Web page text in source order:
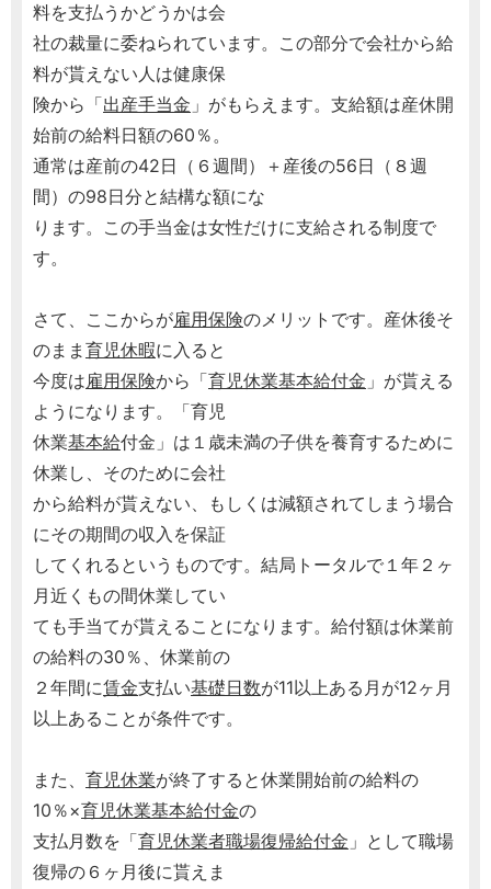
料を支払うかどうかは会
社の裁量に委ねられています。この部分で会社から給
料が貰えない人は健康保
険から「出産手当金 」がもらえます。支給額は産休開
始前の給料日額の60％。
通常は産前の42日（６週間）＋産後の56日（８週
間）の98日分と結構な額にな
ります。この手当金は女性だけに支給される制度で
す。
さて、ここからが雇用保険のメリットです。産休後そ
のまま 育児休暇に入ると
今度は雇用保険から「育児休業基本給付金 」が貰える
ようになります。「育児
休業基本給付金」は１歳未満の子供を養育するために
休業し、そのために会社
から給料が貰えない、もしくは減額されてしまう場合
にその期間の収入を保証
してくれるというものです。結局トータルで１年２ヶ
月近くもの間休業してい
ても手当てが貰えることになります。給付額は休業前
の給料の30％、休業前の
２年間に賃金支払い基礎日数が11以上ある月が12ヶ月
以上あることが条件です。
また、 育児休業が終了すると休業開始前の給料の
10％×育児休業基本給付金の
支払月数を「育児休業者職場復帰給付金 」として職場
復帰の６ヶ月後に貰えま